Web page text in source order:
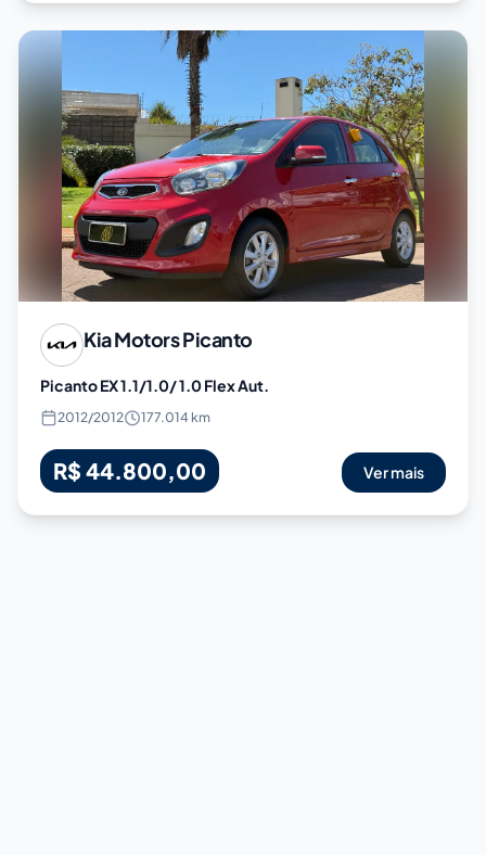
Kia MotorsPicanto
Picanto EX 1.1/1.0/ 1.0 Flex Aut.
2012/2012 177.014 km
R$ 44.800,00 Ver mais